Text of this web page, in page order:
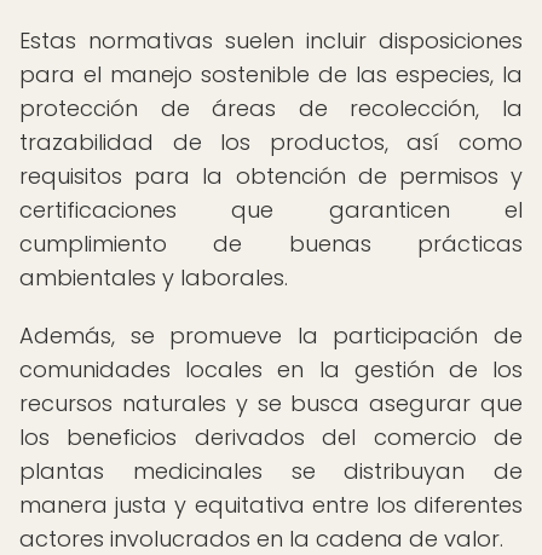
Estas normativas suelen incluir disposiciones
para el manejo sostenible de las especies, la
protección de áreas de recolección, la
trazabilidad de los productos, así como
requisitos para la obtención de permisos y
certificaciones que garanticen el
cumplimiento de buenas prácticas
ambientales y laborales.
Además, se promueve la participación de
comunidades locales en la gestión de los
recursos naturales y se busca asegurar que
los beneficios derivados del comercio de
plantas medicinales se distribuyan de
manera justa y equitativa entre los diferentes
actores involucrados en la cadena de valor.